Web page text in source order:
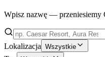
Wpisz nazwę — przeniesiemy
Lokalizacja Wszystkie